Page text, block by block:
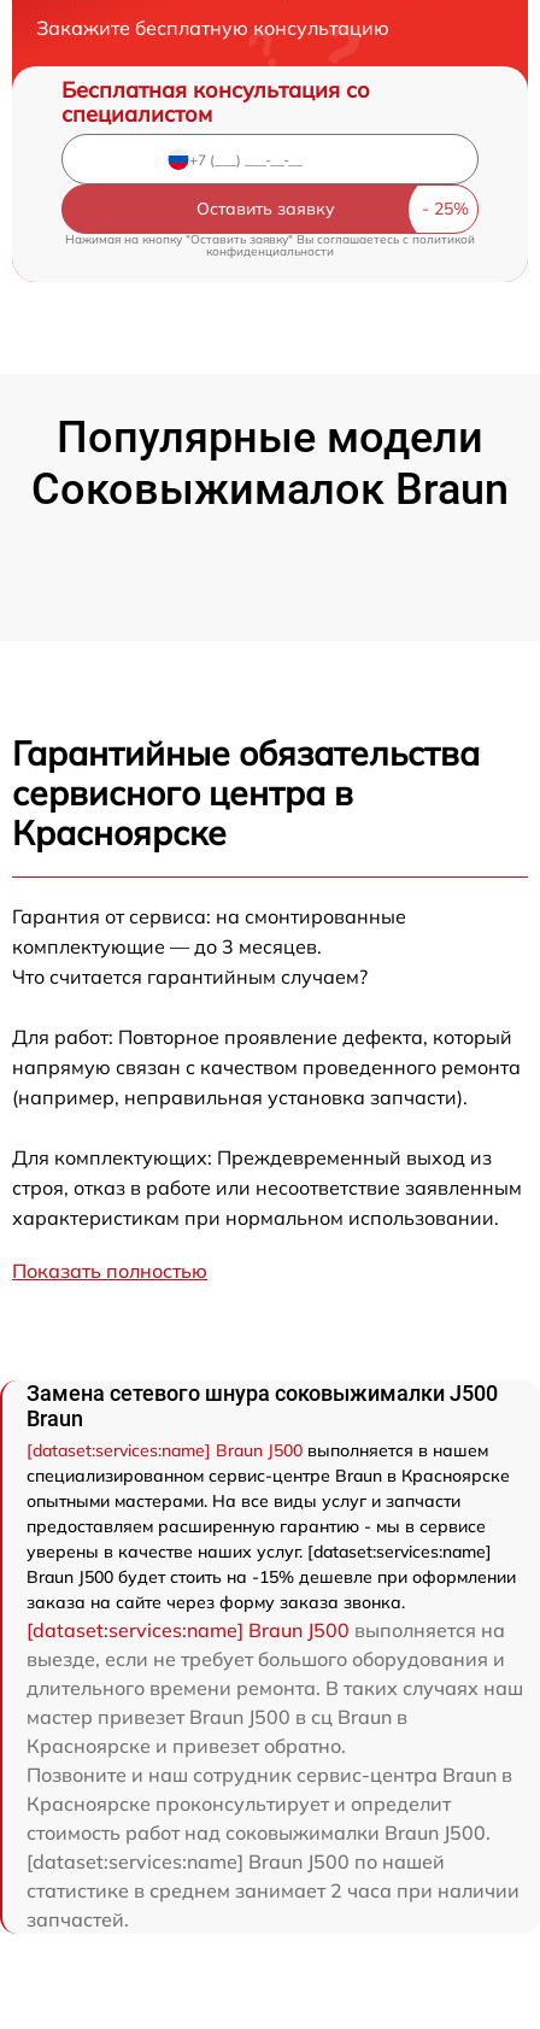
Закажите бесплатную консультацию
Бесплатная консультация со
специалистом
Оставить заявку
Нажимая на кнопку "Оставить заявку" Вы соглашаетесь cполитикой
конфиденциальности
Популярные модели
Соковыжималок Braun
Гарантийные обязательства
сервисного центра в
Красноярске
Гарантия от сервиса: на смонтированные
комплектующие — до 3 месяцев.
Что считается гарантийным случаем?
Для работ: Повторное проявление дефекта, который
напрямую связан с качеством проведенного ремонта
(например, неправильная установка запчасти).
Для комплектующих: Преждевременный выход из
строя, отказ в работе или несоответствие заявленным
характеристикам при нормальном использовании.
Показать полностью
Замена сетевого шнура соковыжималки J500
Braun
[dataset:services:name] Braun J500 выполняется в нашем
специализированном сервис-центре Braun в Красноярске
опытными мастерами. На все виды услуг и запчасти
предоставляем расширенную гарантию - мы в сервисе
уверены в качестве наших услуг. [dataset:services:name]
Braun J500 будет стоить на -15% дешевле при оформлении
заказа на сайте через форму заказа звонка.
[dataset:services:name] Braun J500 выполняется на
выезде, если не требует большого оборудования и
длительного времени ремонта. В таких случаях наш
мастер привезет Braun J500 в сц Braun в
Красноярске и привезет обратно.
Позвоните и наш сотрудник сервис-центра Braun в
Красноярске проконсультирует и определит
стоимость работ над соковыжималки Braun J500.
[dataset:services:name] Braun J500 по нашей
статистике в среднем занимает 2 часа при наличии
запчастей.